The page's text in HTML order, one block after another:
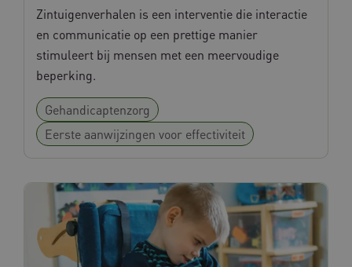
Zintuigenverhalen is een interventie die interactie
en communicatie op een prettige manier
stimuleert bij mensen met een meervoudige
beperking.
Gehandicaptenzorg
Eerste aanwijzingen voor effectiviteit